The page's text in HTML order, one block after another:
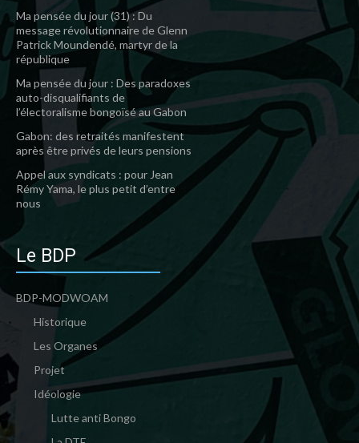
Ma pensée du jour (31) : Du
message révolutionnaire de Glenn
Patrick Moundendé, martyr de la
république
Ma pensée du jour : Des paradoxes
auto-disqualifiants de
l’électoralisme bongoïsé au Gabon
Gabon: des retraités manifestent
après être privés de leurs pensions
Appel aux syndicats : pour Jean
Rémy Yama, le plus petit d’entre
nous
Le BDP
BDP-MODWOAM
Historique
Les Organes
Projet
Idéologie
Lutte anti Bongo